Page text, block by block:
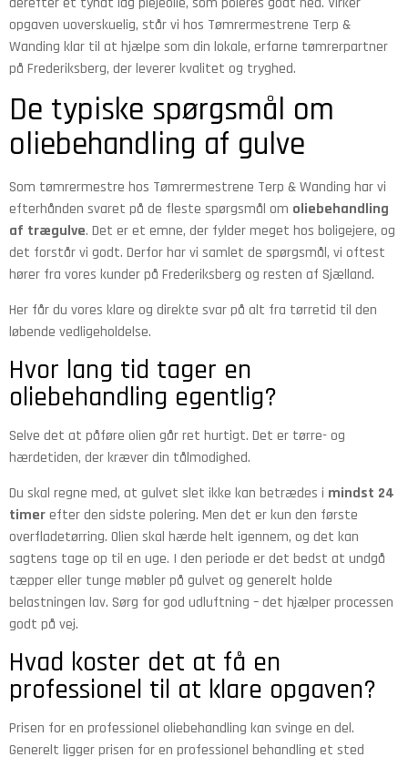
opgaven uoverskuelig, står vi hos Tømrermestrene Terp &
Wanding klar til at hjælpe som din lokale, erfarne tømrerpartner
på Frederiksberg, der leverer kvalitet og tryghed.
De typiske spørgsmål om
oliebehandling af gulve
Som tømrermestre hos Tømrermestrene Terp & Wanding har vi
efterhånden svaret på de fleste spørgsmål om oliebehandling
af trægulve. Det er et emne, der fylder meget hos boligejere, og
det forstår vi godt. Derfor har vi samlet de spørgsmål, vi oftest
hører fra vores kunder på Frederiksberg og resten af Sjælland.
Her får du vores klare og direkte svar på alt fra tørretid til den
løbende vedligeholdelse.
Hvor lang tid tager en
oliebehandling egentlig?
Selve det at påføre olien går ret hurtigt. Det er tørre- og
hærdetiden, der kræver din tålmodighed.
Du skal regne med, at gulvet slet ikke kan betrædes i mindst 24
timerefter den sidste polering. Men det er kun den første
overfladetørring. Olien skal hærde helt igennem, og det kan
sagtens tage op til en uge. I den periode er det bedst at undgå
tæpper eller tunge møbler på gulvet og generelt holde
belastningen lav. Sørg for god udluftning – det hjælper processen
godt på vej.
Hvad koster det at få en
professionel til at klare opgaven?
Prisen for en professionel oliebehandling kan svinge en del.
Generelt ligger prisen for en professionel behandling et sted